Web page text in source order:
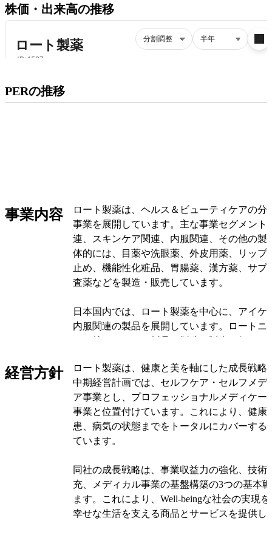
株価・出来高の推移
PERの推移プレミアム会員にご登録いただくと、
PERの推移にアクセスできます。
事業内容
ロート製薬は、ヘルス＆ビューティケアの分
事業を展開しています。主な事業セグメント
連、スキンケア関連、内服関連、その他の製
体的には、目薬や洗眼薬、外皮用薬、リップ
止め、機能性化粧品、胃腸薬、漢方薬、サプ
査薬などを製造・販売しています。
日本国内では、ロート製薬を中心に、アイケ
内服関連の製品を展開しています。ロートニ
しています。
ヨーロッパでは、メンソレータム社・イギリ
品を製造・販売しています。アジア地域では
社・アジアパシフィックやメンソレータム社
とスキンケア製品を展開しています。また、
ロート製薬は、世界各地に子会社や関連会社
に特化した製品を提供しています。これによ
ズに応じた製品開発と販売戦略を実施し、グ
経営方針
ロート製薬は、健康と美を軸にした成長戦略
中期経営計画では、セルフケア・セルフメデ
ア事業とし、プロフェッショナルメディケー
事業と位置付けています。これにより、健康
患、病気の状態までをトータルにカバーする
ています。
同社の成長戦略は、事業収益力の強化、技術
充、メディカル事業の基盤構築の3つの基本
ます。これにより、Well-beingな社会の実現
幸せな生活を支える商品とサービスを提供し